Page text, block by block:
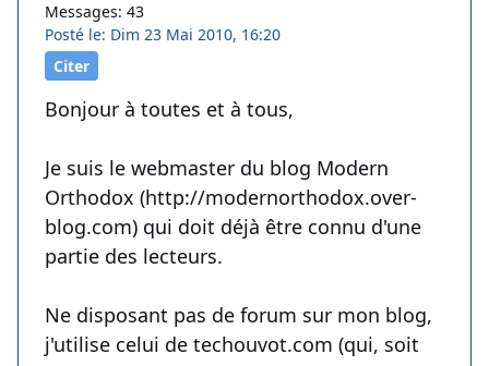
Messages: 43
Posté le: Dim 23 Mai 2010, 16:20
Citer
Bonjour à toutes et à tous,
Je suis le webmaster du blog Modern
Orthodox (http://modernorthodox.over-
blog.com) qui doit déjà être connu d'une
partie des lecteurs.
Ne disposant pas de forum sur mon blog,
j'utilise celui de techouvot.com (qui, soit